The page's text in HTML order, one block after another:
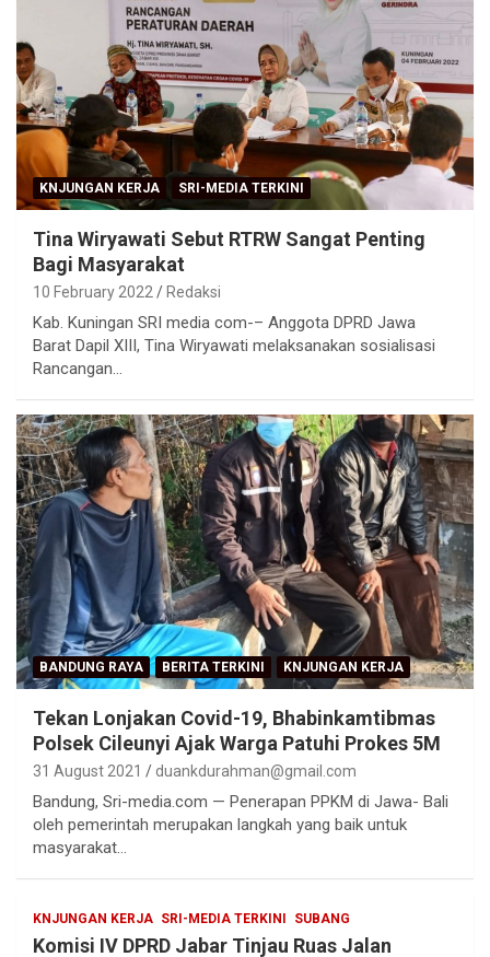
KNJUNGAN KERJA SRI-MEDIA TERKINI
Tina Wiryawati Sebut RTRW Sangat Penting
Bagi Masyarakat
10 February 2022 Redaksi
Kab. Kuningan SRI media com-– Anggota DPRD Jawa
Barat Dapil XIII, Tina Wiryawati melaksanakan sosialisasi
Rancangan…
BANDUNG RAYA BERITA TERKINI KNJUNGAN KERJA
Tekan Lonjakan Covid-19, Bhabinkamtibmas
Polsek Cileunyi Ajak Warga Patuhi Prokes 5M
31 August 2021 duankdurahman@gmail.com
Bandung, Sri-media.com — Penerapan PPKM di Jawa- Bali
oleh pemerintah merupakan langkah yang baik untuk
masyarakat…
KNJUNGAN KERJA SRI-MEDIA TERKINI SUBANG
Komisi IV DPRD Jabar Tinjau Ruas Jalan